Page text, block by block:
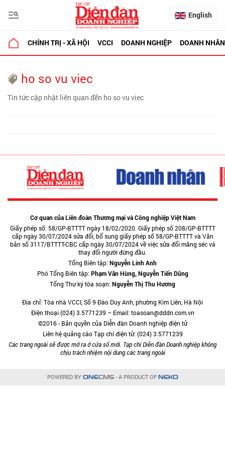
English
CHÍNH TRỊ - XÃ HỘI VCCI DOANH NGHIỆP DOANH NHÂN
ho so vu viec
Tin tức cập nhật liên quan đến ho so vu viec
Cơ quan của Liên đoàn Thương mại và Công nghiệp Việt Nam
Giấy phép số: 58/GP-BTTTT ngày 18/02/2020. Giấy phép số 208/GP-BTTTT
cấp ngày 30/07/2024 sửa đổi, bổ sung giấy phép số 58/GP-BTTTT và Văn
bản số 3117/BTTTT-CBC cấp ngày 30/07/2024 về việc sửa đổi măng séc và
thay đổi người đứng đầu.
Tổng Biên tập:Nguyễn Linh Anh
Phó Tổng Biên tập:Phạm Văn Hùng, Nguyễn Tiến Dũng
Tổng Thư ký tòa soạn:Nguyễn Thị Thu Hương
Địa chỉ: Tòa nhà VCCI, Số 9 Đào Duy Anh, phường Kim Liên, Hà Nội
Điện thoại (024) 3.5771239 – Email: toasoan@dddn.com.vn
©2016 - Bản quyền của Diễn đàn Doanh nghiệp điện tử
Liên hệ quảng cáo Tạp chí điện tử: (024) 3.5771239
Các trang ngoài sẽ được mở ra ở cửa sổ mới. Tạp chí Diễn đàn Doanh nghiệp không
chịu trách nhiệm nội dung các trang ngoài
POWERED BY ONECMS- A PRODUCT OF NEKO